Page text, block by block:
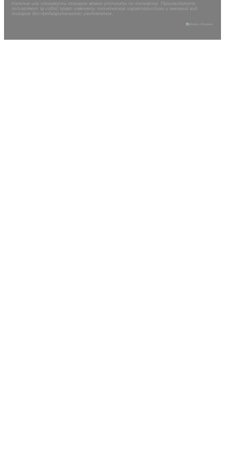
Наличие или стоимость товаров можно уточнить по телефону. Производители
оставляют за собой право изменять технические характеристики и внешний вид
товаров без предварительного уведомления.